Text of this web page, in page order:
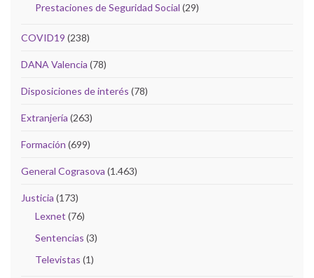
Prestaciones de Seguridad Social (29)
COVID19 (238)
DANA Valencia (78)
Disposiciones de interés (78)
Extranjería (263)
Formación (699)
General Cograsova (1.463)
Justicia (173)
Lexnet (76)
Sentencias (3)
Televistas (1)